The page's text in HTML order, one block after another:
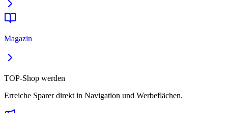
Magazin
TOP-Shop werden
Erreiche Sparer direkt in Navigation und Werbeflächen.